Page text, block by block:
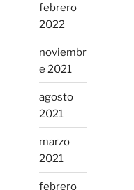
febrero
2022
noviembr
e 2021
agosto
2021
marzo
2021
febrero